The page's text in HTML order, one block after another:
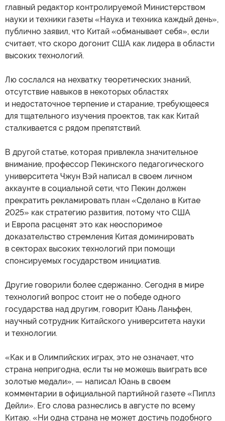
главный редактор контролируемой Министерством
науки и техники газеты «Наука и техника каждый день»,
публично заявил, что Китай «обманывает себя», если
считает, что скоро догонит США как лидера в области
высоких технологий.
Лю сослался на нехватку теоретических знаний,
отсутствие навыков в некоторых областях
и недостаточное терпение и старание, требующееся
для тщательного изучения проектов, так как Китай
сталкивается с рядом препятствий.
В другой статье, которая привлекла значительное
внимание, профессор Пекинского педагогического
университета Чжун Вэй написал в своем личном
аккаунте в социальной сети, что Пекин должен
прекратить рекламировать план «Сделано в Китае
2025» как стратегию развития, потому что США
и Европа расценят это как неоспоримое
доказательство стремления Китая доминировать
в секторах высоких технологий при помощи
спонсируемых государством инициатив.
Другие говорили более сдержанно. Сегодня в мире
технологий вопрос стоит не о победе одного
государства над другим, говорит Юань Ланьфен,
научный сотрудник Китайского университета науки
и технологии.
«Как и в Олимпийских играх, это не означает, что
страна непригодна, если ты не можешь выиграть все
золотые медали», — написал Юань в своем
комментарии в официальной партийной газете «Пиплз
Дейли». Его слова разнеслись в августе по всему
Китаю. «Ни одна страна не может достичь подобного